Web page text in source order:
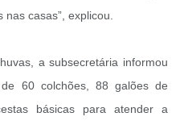
casas”, explicou.
a subsecretária informou
60 colchões, 88 galões de
básicas para atender a